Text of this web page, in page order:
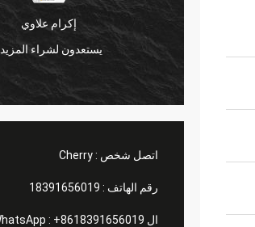
إكرام علاوي
يستعدون لشراء
اتصل شخص :Cherry
رقم الهاتف : 18391656019
ال WhatsApp : +8618391656019